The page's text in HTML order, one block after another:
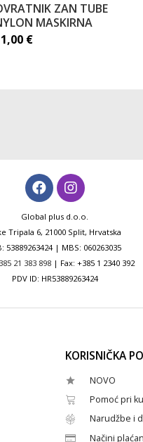
ZAN TUBE
MASKIRNA
€
Global plus d.o.o.
Tripala 6, 21000 Split, Hrvatska
53889263424 | MBS: 060263035
21 383 898| Fax: +385 1 2340 392
PDV ID: HR53889263424
KORISNIČKA
NOVO
Pomoć pri
Narudžbe i
Načini